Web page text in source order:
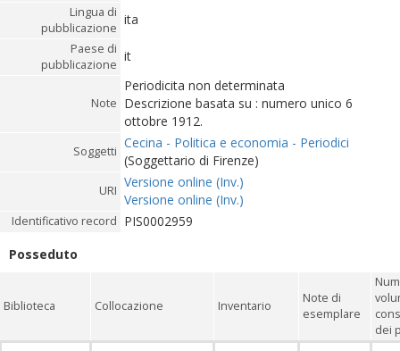
Lingua di
pubblicazione
ita
Paese di
pubblicazione
it
Note
Periodicita non determinata
Descrizione basata su : numero unico 6
ottobre 1912.
Soggetti
Cecina - Politica e economia - Periodici
(Soggettario di Firenze)
URI
Versione online (Inv.)
Versione online (Inv.)
Identificativo record PIS0002959
Posseduto
Biblioteca Collocazione Inventario
Note di
esemplare
dei